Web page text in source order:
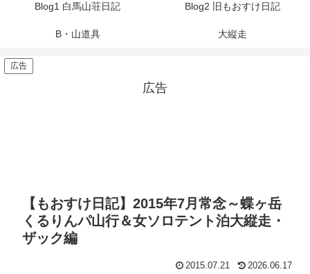
Blog1 白馬山荘日記 Blog2 旧もおすけ日記
B・山道具 大縦走
広告
広告
【もおすけ日記】2015年7月常念～蝶ヶ岳
くるりんパ山行＆女ソロテント泊大縦走・
ザック編
2015.07.21 2026.06.17